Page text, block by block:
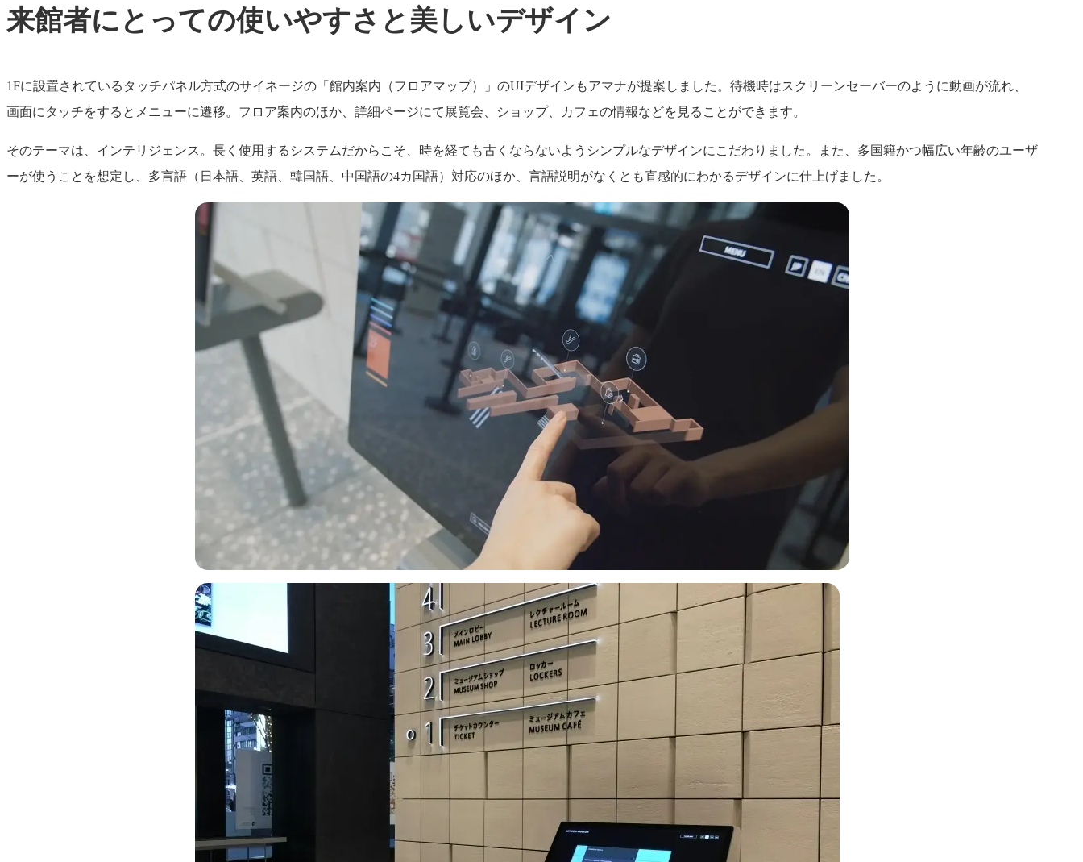
来館者にとっての使いやすさと美しいデザイン
1Fに設置されているタッチパネル方式のサイネージの「館内案内（フロアマップ）」のUIデザインもアマナが提案しました。待機時はスクリーンセーバーのように動画が流れ、
画面にタッチをするとメニューに遷移。フロア案内のほか、詳細ページにて展覧会、ショップ、カフェの情報などを見ることができます。
そのテーマは、インテリジェンス。長く使用するシステムだからこそ、時を経ても古くならないようシンプルなデザインにこだわりました。また、多国籍かつ幅広い年齢のユーザ
ーが使うことを想定し、多言語（日本語、英語、韓国語、中国語の4カ国語）対応のほか、言語説明がなくとも直感的にわかるデザインに仕上げました。